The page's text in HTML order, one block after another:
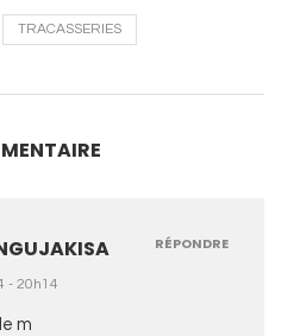
TRACASSERIES
- 20h14
m
RÉPONDRE